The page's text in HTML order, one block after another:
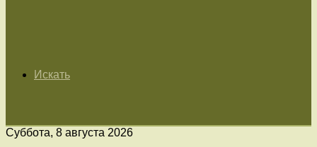
Искать
Суббота, 8 августа 2026